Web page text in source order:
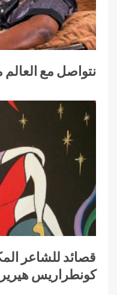
نتواصل مع
قصائد للشاعر
كونطراريس